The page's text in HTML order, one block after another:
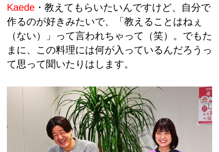
Kaede ・教えてもらいたいんですけど、自分で
作るのが好きみたいで、「教えることはねぇ
（ない）」って言われちゃって（笑）。でもた
まに、この料理には何が入っているんだろうっ
て思って聞いたりはします。